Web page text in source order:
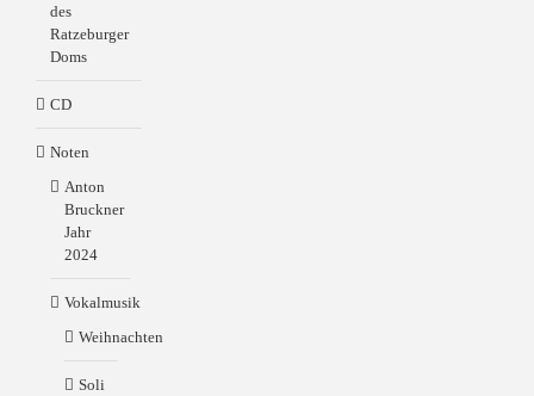
des
Ratzeburger
Doms
CD
Noten
Anton
Bruckner
Jahr
2024
Vokalmusik
Weihnachten
Soli